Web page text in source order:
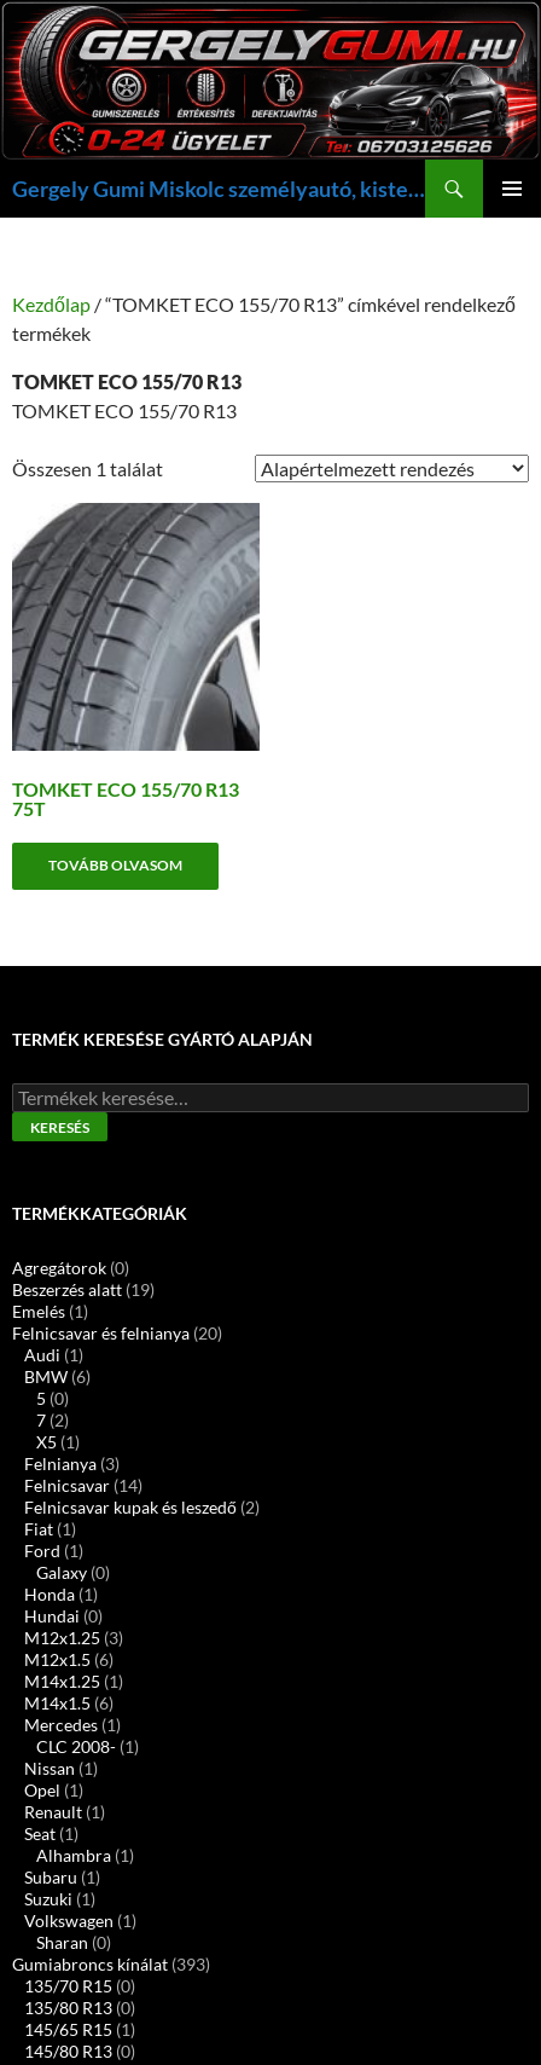
Kilépés
a
tartalomba
Gergely Gumi Miskolc személyautó, kisteherautó gumi szerelés javítás +36703125626 NON-STOP ügyelet, gergelygumi@gergelygumi.hu
Kezdőlap / “TOMKET ECO 155/70 R13” címkével rendelkező
termékek
TOMKET ECO 155/70 R13
TOMKET ECO 155/70 R13
Összesen 1 találat
TOMKET ECO 155/70 R13
75T
TOVÁBB OLVASOM
TERMÉK KERESÉSE GYÁRTÓ ALAPJÁN
Keresés
a
következőre:
KERESÉS
TERMÉKKATEGÓRIÁK
Agregátorok (0)
Beszerzés alatt (19)
Emelés (1)
Felnicsavar és felnianya (20)
Audi (1)
BMW (6)
5 (0)
7 (2)
X5 (1)
Felnianya (3)
Felnicsavar (14)
Felnicsavar kupak és leszedő (2)
Fiat (1)
Ford (1)
Galaxy (0)
Honda (1)
Hundai (0)
M12x1.25 (3)
M12x1.5 (6)
M14x1.25 (1)
M14x1.5 (6)
Mercedes (1)
CLC 2008- (1)
Nissan (1)
Opel (1)
Renault (1)
Seat (1)
Alhambra (1)
Subaru (1)
Suzuki (1)
Volkswagen (1)
Sharan (0)
Gumiabroncs kínálat (393)
135/70 R15 (0)
135/80 R13 (0)
145/65 R15 (1)
145/80 R13 (0)